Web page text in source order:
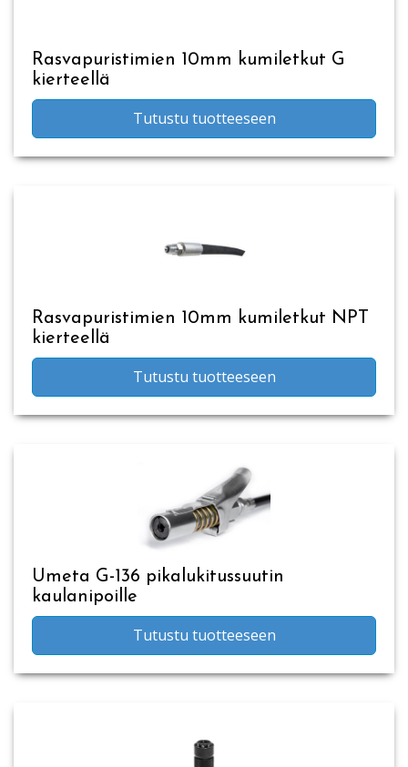
Rasvapuristimien 10mm kumiletkut G
kierteellä
Tutustu tuotteeseen
Rasvapuristimien 10mm kumiletkut NPT
kierteellä
Tutustu tuotteeseen
Umeta G-136 pikalukitussuutin
kaulanipoille
Tutustu tuotteeseen